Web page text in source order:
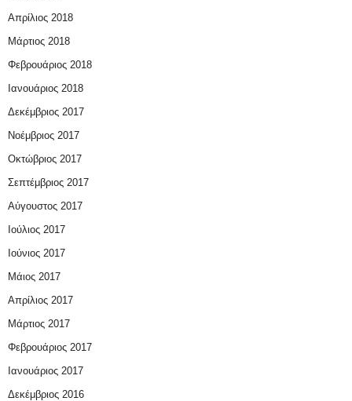
Απρίλιος 2018
Μάρτιος 2018
Φεβρουάριος 2018
Ιανουάριος 2018
Δεκέμβριος 2017
Νοέμβριος 2017
Οκτώβριος 2017
Σεπτέμβριος 2017
Αύγουστος 2017
Ιούλιος 2017
Ιούνιος 2017
Μάιος 2017
Απρίλιος 2017
Μάρτιος 2017
Φεβρουάριος 2017
Ιανουάριος 2017
Δεκέμβριος 2016